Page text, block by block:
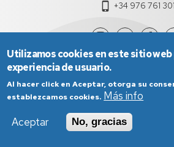
+34 976 761 301
Aviso Legal
Condiciones
Política de Privacidad
Utilizamos cookies en este sitio web
experiencia de usuario.
Al hacer click en Aceptar, otorga su
establezcamos cookies. Más info
Aceptar
No, gracias